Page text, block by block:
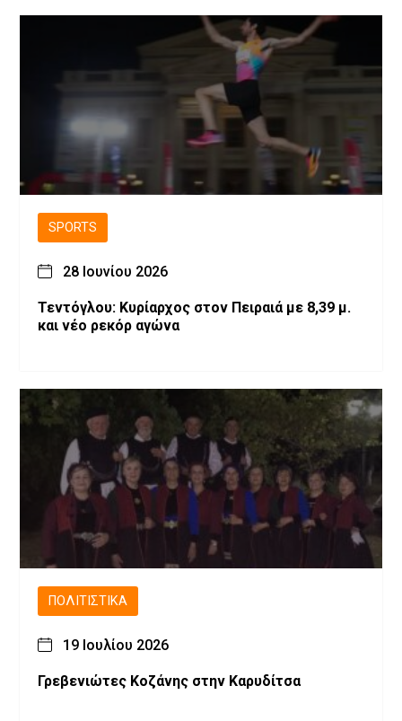
SPORTS
28 Ιουνίου 2026
Τεντόγλου: Κυρίαρχος στον Πειραιά με 8,39 μ.
και νέο ρεκόρ αγώνα
ΠΟΛΙΤΙΣΤΙΚΆ
19 Ιουλίου 2026
Γρεβενιώτες Κοζάνης στην Καρυδίτσα